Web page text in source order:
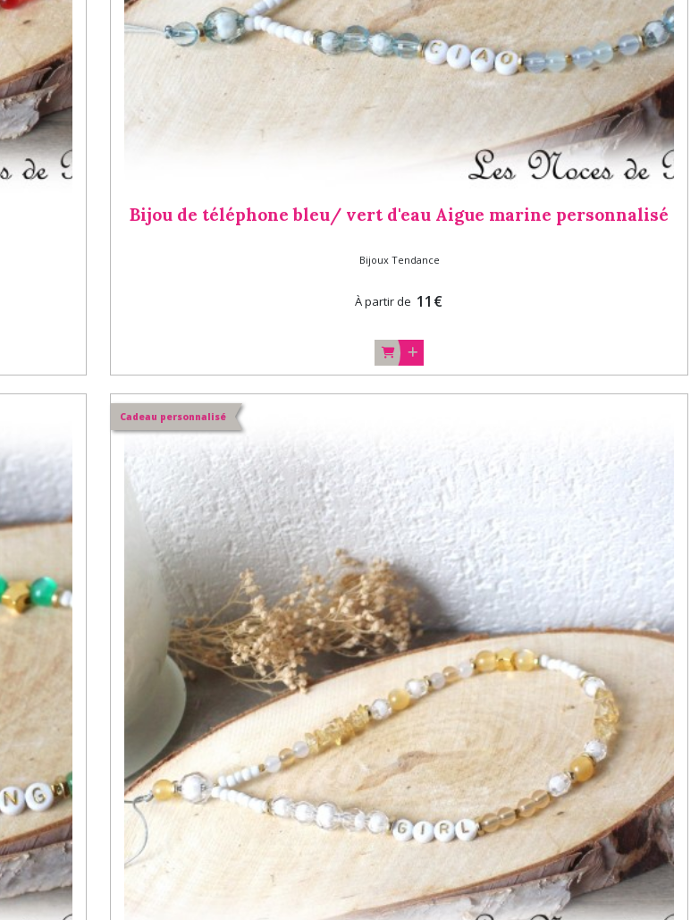
Bijou de téléphone bleu/ vert d'eau Aigue marine personnalisé
Bijoux Tendance
À partir de 11 €
Cadeau personnalisé